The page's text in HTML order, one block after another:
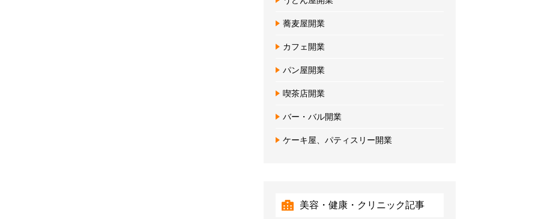
蕎麦屋開業
カフェ開業
パン屋開業
喫茶店開業
バー・バル開業
ケーキ屋、パティスリー開業
美容・健康・クリニック記事